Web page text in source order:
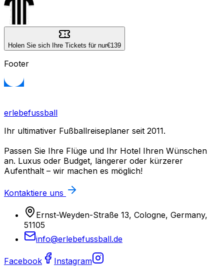
Holen Sie sich Ihre Tickets für nur€139
Footer
erlebefussball
Ihr ultimativer Fußballreiseplaner seit 2011.
Passen Sie Ihre Flüge und Ihr Hotel Ihren Wünschen
an. Luxus oder Budget, längerer oder kürzerer
Aufenthalt – wir machen es möglich!
Kontaktiere uns
Ernst-Weyden-Straße 13, Cologne, Germany,
51105
info@erlebefussball.de
Facebook
Instagram